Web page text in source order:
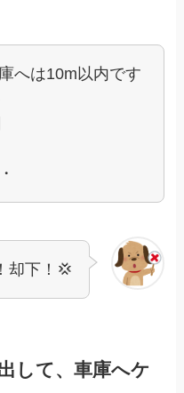
へは10m以内です
却下！💢
して、車庫へケ